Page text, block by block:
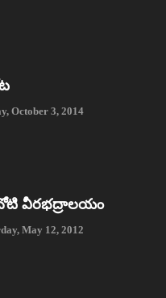
October 3, 2014
వీరభద్రాలయం
May 12, 2012